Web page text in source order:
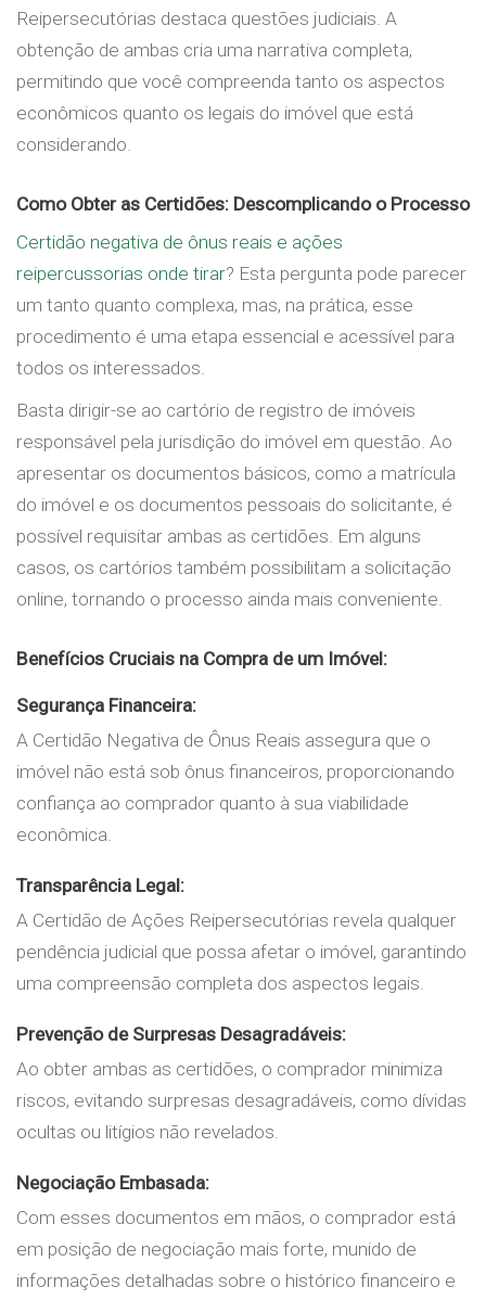
Reipersecutórias destaca questões judiciais. A
obtenção de ambas cria uma narrativa completa,
permitindo que você compreenda tanto os aspectos
econômicos quanto os legais do imóvel que está
considerando.
Como Obter as Certidões: Descomplicando o Processo
Certidão negativa de ônus reais e ações
reipercussorias onde tirar? Esta pergunta pode parecer
um tanto quanto complexa, mas, na prática, esse
procedimento é uma etapa essencial e acessível para
todos os interessados.
Basta dirigir-se ao cartório de registro de imóveis
responsável pela jurisdição do imóvel em questão. Ao
apresentar os documentos básicos, como a matrícula
do imóvel e os documentos pessoais do solicitante, é
possível requisitar ambas as certidões. Em alguns
casos, os cartórios também possibilitam a solicitação
online, tornando o processo ainda mais conveniente.
Benefícios Cruciais na Compra de um Imóvel:
Segurança Financeira:
A Certidão Negativa de Ônus Reais assegura que o
imóvel não está sob ônus financeiros, proporcionando
confiança ao comprador quanto à sua viabilidade
econômica.
Transparência Legal:
A Certidão de Ações Reipersecutórias revela qualquer
pendência judicial que possa afetar o imóvel, garantindo
uma compreensão completa dos aspectos legais.
Prevenção de Surpresas Desagradáveis:
Ao obter ambas as certidões, o comprador minimiza
riscos, evitando surpresas desagradáveis, como dívidas
ocultas ou litígios não revelados.
Negociação Embasada:
Com esses documentos em mãos, o comprador está
em posição de negociação mais forte, munido de
informações detalhadas sobre o histórico financeiro e